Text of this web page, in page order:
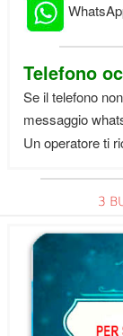
Telefono
Se il telefono
messaggio
Un operatore ti
3